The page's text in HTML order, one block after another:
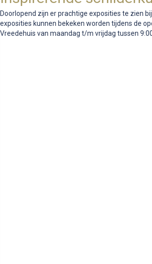
Doorlopend zijn er prachtige exposities te zien
exposities kunnen bekeken worden tijdens de
Vreedehuis van maandag t/m vrijdag tussen